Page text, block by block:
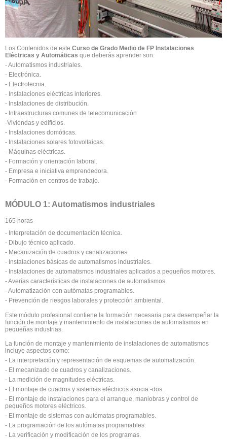
Los Contenidos de este Curso de Grado Medio de FP Instalaciones
Eléctricas y Automáticas que deberás aprender son:
- Automatismos industriales.
- Electrónica.
- Electrotecnia.
- Instalaciones eléctricas interiores.
- Instalaciones de distribución.
- Infraestructuras comunes de telecomunicación
-Viviendas y edificios.
- Instalaciones domóticas.
- Instalaciones solares fotovoltaicas.
- Máquinas eléctricas.
- Formación y orientación laboral.
- Empresa e iniciativa emprendedora.
- Formación en centros de trabajo.
MÓDULO 1: Automatismos industriales
165 horas
- Interpretación de documentación técnica.
- Dibujo técnico aplicado.
- Mecanización de cuadros y canalizaciones.
- Instalaciones básicas de automatismos industriales.
- Instalaciones de automatismos industriales aplicados a pequeños motores.
- Averías características de instalaciones de automatismos.
- Automatización con autómatas programables.
- Prevención de riesgos laborales y protección ambiental.
Este módulo profesional contiene la formación necesaria para desempeñar la
función de montaje y mantenimiento de instalaciones de automatismos en
pequeñas industrias.
La función de montaje y mantenimiento de instalaciones de automatismos
incluye aspectos como:
- La interpretación y representación de esquemas de automatización.
- El mecanizado de cuadros y canalizaciones.
- La medición de magnitudes eléctricas.
- El montaje de cuadros y sistemas eléctricos asocia -dos.
- El montaje de instalaciones para el arranque, maniobras y control de
pequeños motores eléctricos.
- El montaje de sistemas con autómatas programables.
- La programación de los autómatas programables.
- La verificación y modificación de los programas.